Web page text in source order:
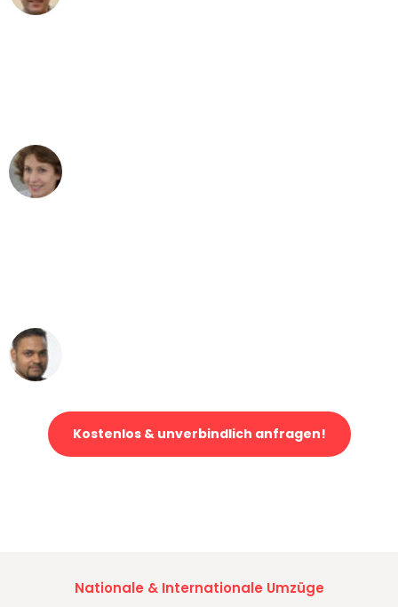
Kostenlos & unverbindlich anfragen!
Nationale & Internationale Umzüge